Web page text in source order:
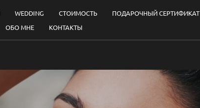
WEDDING СТОИМОСТЬ
ПОДАРОЧНЫЙ СЕРТИФИКАТ
ОБО МНЕ КОНТАКТЫ